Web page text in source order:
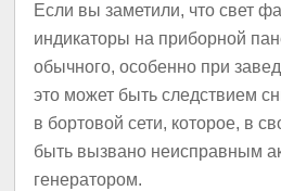
Если вы заметили, что свет
индикаторы на приборной
обычного, особенно при
это может быть следствием
в бортовой сети, которое, в
быть вызвано неисправным
генератором.